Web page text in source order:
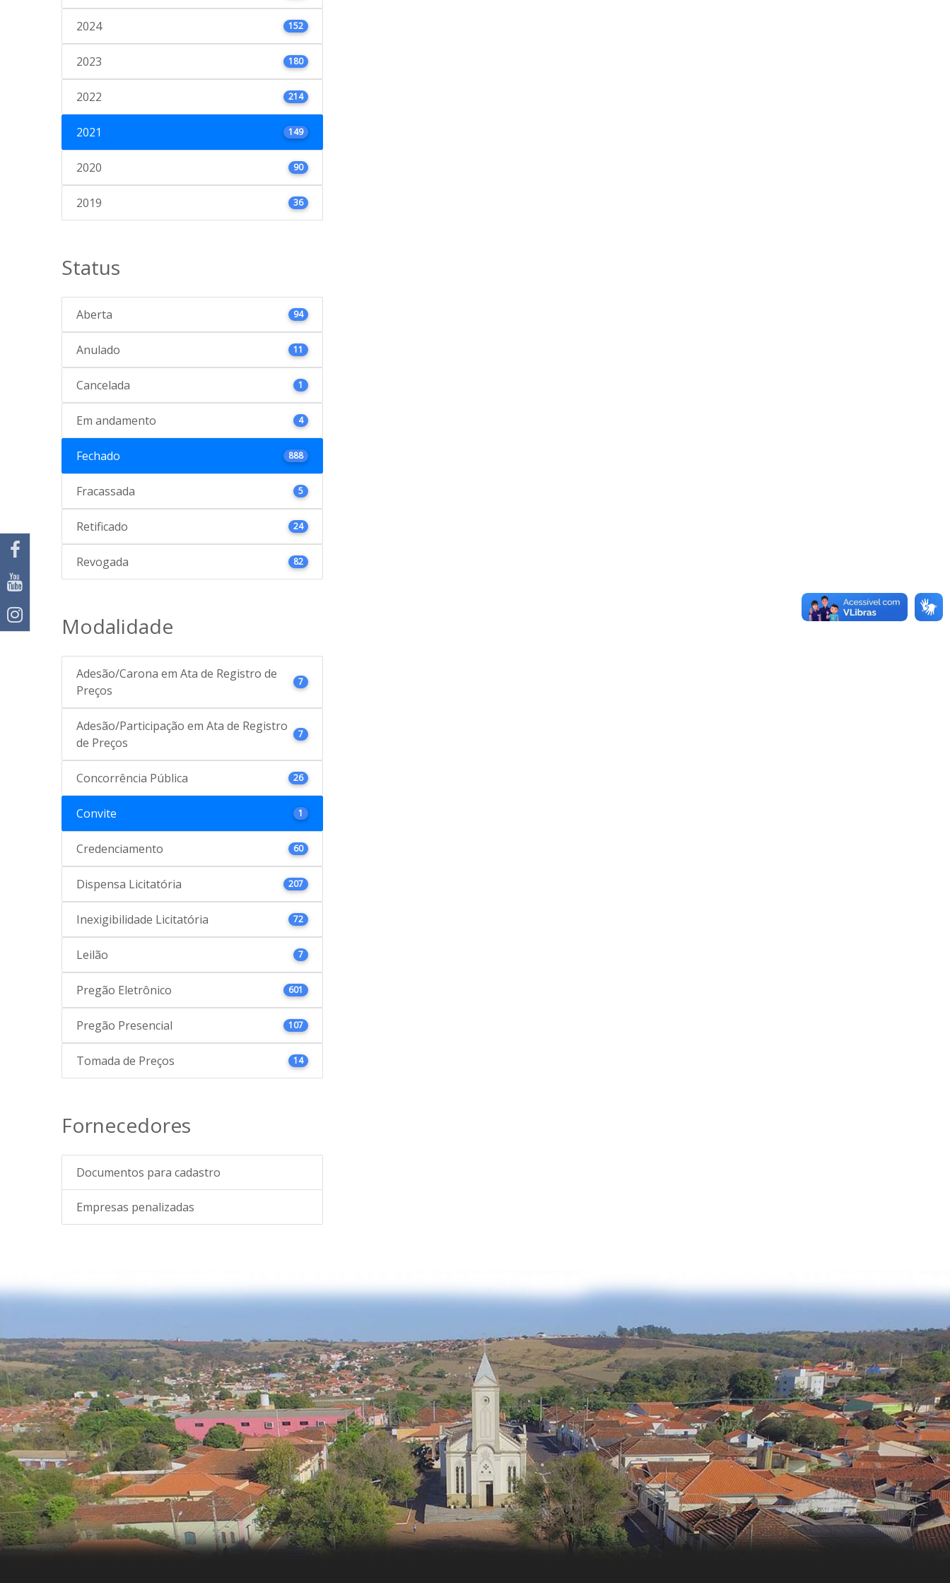
2024 152
2023 180
2022 214
2021 149
2020 90
2019 36
Status
Aberta 94
Anulado 11
Cancelada 1
Em andamento 4
Fechado 888
Fracassada 5
Retificado 24
Revogada 82
Modalidade
Adesão/Carona em Ata de Registro de
Preços
7
Adesão/Participação em Ata de Registro
de Preços
7
Concorrência Pública 26
Convite 1
Credenciamento 60
Dispensa Licitatória 207
Inexigibilidade Licitatória 72
Leilão 7
Pregão Eletrônico 601
Pregão Presencial 107
Tomada de Preços 14
Fornecedores
Documentos para cadastro
Empresas penalizadas